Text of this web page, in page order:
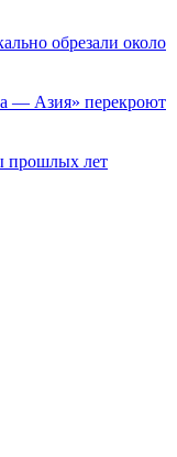
обрезали около
— Азия» перекроют
прошлых лет